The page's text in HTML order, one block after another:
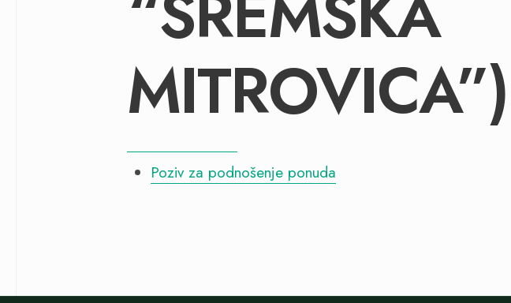
MITROVICA”)
Poziv za podnošenje ponuda